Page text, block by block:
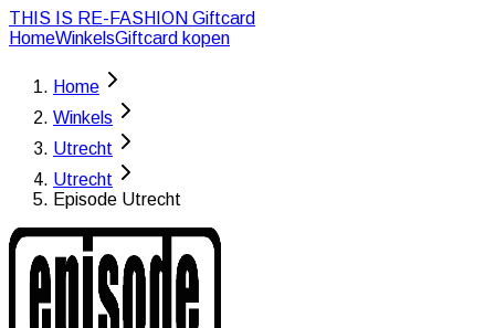
THIS IS RE-FASHION Giftcard
HomeWinkelsGiftcard kopen
Home
Winkels
Utrecht
Utrecht
Episode Utrecht